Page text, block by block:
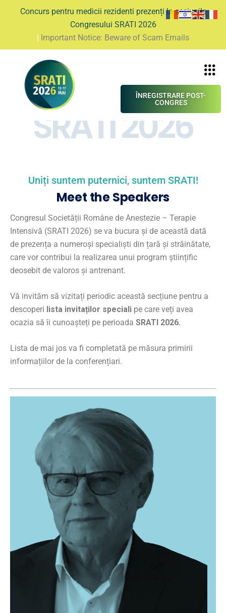
Concurs pentru medicii rezidenti prezenți la sesiunile
Congresului SRATI 2026
| Important Notice: Beware of Scam Emails
ÎNREGISTRARE POST-
CONGRES
Uniți suntem puternici, suntem SRATI!
Meet the Speakers
Congresul Societății Române de Anestezie – Terapie
Intensivă (SRATI 2026) se va bucura și de această dată
de prezența a numeroși specialiști din țară și străinătate,
care vor contribui la realizarea unui program științific
deosebit de valoros și antrenant.
Vă invităm să vizitați periodic această secțiune pentru a
descoperi lista invitaților speciali pe care veți avea
ocazia să îi cunoașteți pe perioada SRATI 2026.
Lista de mai jos va fi completată pe măsura primirii
informațiilor de la conferențiari.
SRATI 2026